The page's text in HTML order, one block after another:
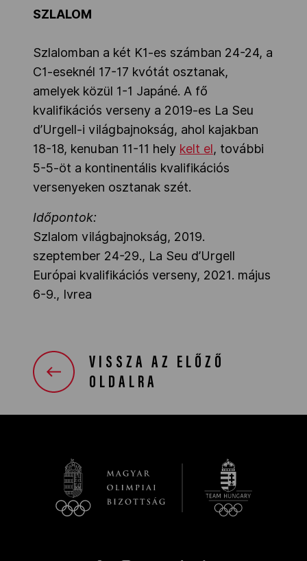
SZLALOM
Szlalomban a két K1-es számban 24-24, a
C1-eseknél 17-17 kvótát osztanak,
amelyek közül 1-1 Japáné. A fő
kvalifikációs verseny a 2019-es La Seu
d’Urgell-i világbajnokság, ahol kajakban
18-18, kenuban 11-11 hely kelt el, további
5-5-öt a kontinentális kvalifikációs
versenyeken osztanak szét.
Időpontok:
Szlalom világbajnokság, 2019.
szeptember 24-29., La Seu d’Urgell
Európai kvalifikációs verseny, 2021. május
6-9., Ivrea
VISSZA AZ ELŐZŐ
OLDALRA